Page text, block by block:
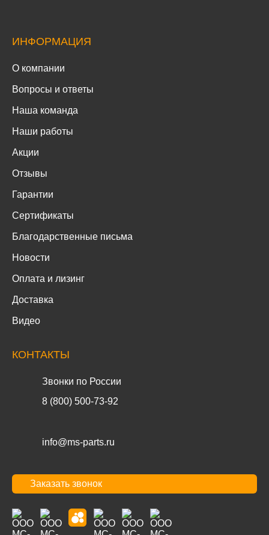
ИНФОРМАЦИЯ
О компании
Вопросы и ответы
Наша команда
Наши работы
Акции
Отзывы
Гарантии
Сертификаты
Благодарственные письма
Новости
Оплата и лизинг
Доставка
Видео
КОНТАКТЫ
Звонки по России
8 (800) 500-73-92
info@ms-parts.ru
Заказать звонок